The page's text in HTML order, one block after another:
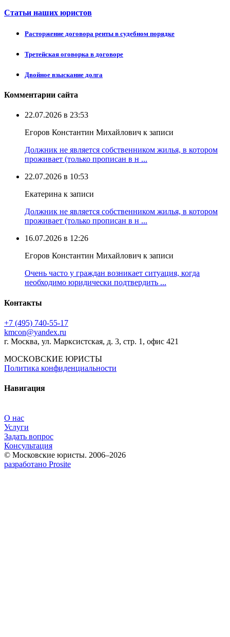
Статьи наших юристов
Расторжение договора ренты в судебном порядке
Третейская оговорка в договоре
Двойное взыскание долга
Комментарии сайта
22.07.2026 в 23:53
Егоров Константин Михайлович к записи
Должник не является собственником жилья, в котором
проживает (только прописан в н ...
22.07.2026 в 10:53
Екатерина к записи
Должник не является собственником жилья, в котором
проживает (только прописан в н ...
16.07.2026 в 12:26
Егоров Константин Михайлович к записи
Очень часто у граждан возникает ситуация, когда
необходимо юридически подтвердить ...
Контакты
+7 (495) 740‑55‑17
kmcon@yandex.ru
г. Москва, ул. Марксистская, д. 3, стр. 1, офис 421
МОСКОВСКИЕ ЮРИСТЫ
Политика конфиденциальности
Навигация
О нас
Услуги
Задать вопрос
Консультация
© Московские юристы. 2006–2026
разработано Prosite